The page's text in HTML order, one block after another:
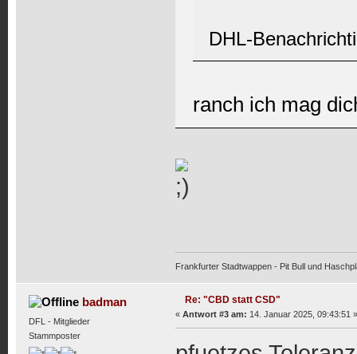
DHL-
ranch ich mag
Frankfurter Stadtwappen - Pit Bull und
badman
DFL - Mitglieder
Stammposter
Re: "CBD statt CSD"
« Antwort #3 am: 14. Januar 2025, 09:43:51 »